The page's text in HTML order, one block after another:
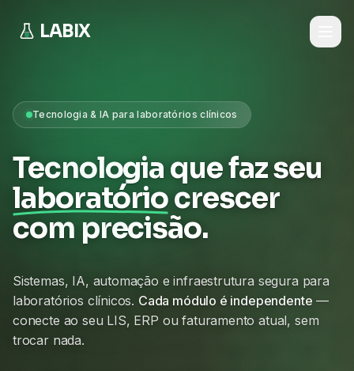
LABIX
Tecnologia & IA para laboratórios clínicos
Tecnologia que faz seu
laboratóriocrescer
com precisão.
Sistemas, IA, automação e infraestrutura segura para
laboratórios clínicos. Cada módulo é independente —
conecte ao seu LIS, ERP ou faturamento atual, sem
trocar nada.